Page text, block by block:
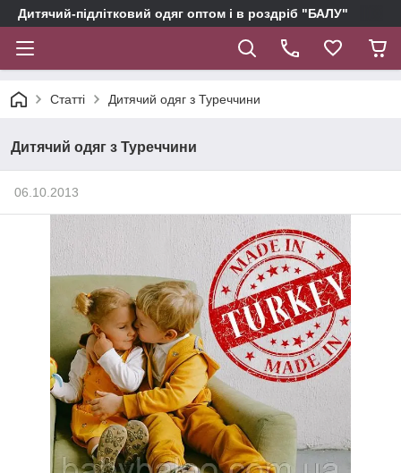
Дитячий-підлітковий одяг оптом і в роздріб "БАЛУ"
Статті Дитячий одяг з Туреччини
Дитячий одяг з Туреччини
06.10.2013